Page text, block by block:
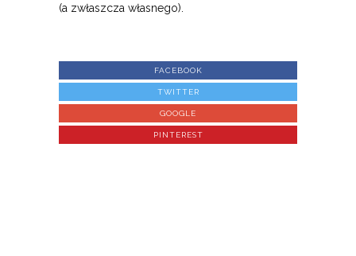
(a zwłaszcza własnego).
FACEBOOK
TWITTER
GOOGLE
PINTEREST